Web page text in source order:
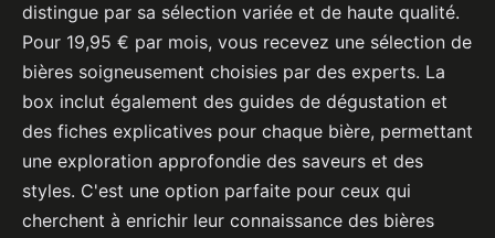
distingue par sa sélection variée et de haute qualité.
Pour 19,95 € par mois, vous recevez une sélection de
bières soigneusement choisies par des experts. La
box inclut également des guides de dégustation et
des fiches explicatives pour chaque bière, permettant
une exploration approfondie des saveurs et des
styles. C'est une option parfaite pour ceux qui
cherchent à enrichir leur connaissance des bières